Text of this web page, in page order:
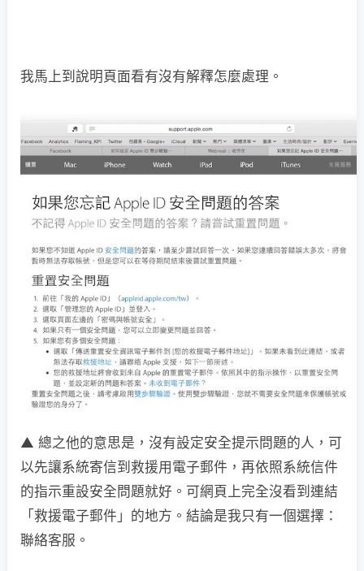
我馬上到說明頁面看有沒有解釋怎麼處理。
▲ 總之他的意思是，沒有設定安全提示問題的人，可
以先讓系統寄信到救援用電子郵件，再依照系統信件
的指示重設安全問題就好。可網頁上完全沒看到連結
「救援電子郵件」的地方。結論是我只有一個選擇：
聯絡客服。